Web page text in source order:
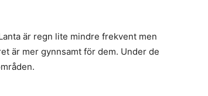
är regn lite mindre frekvent men
är mer gynnsamt för dem. Under de